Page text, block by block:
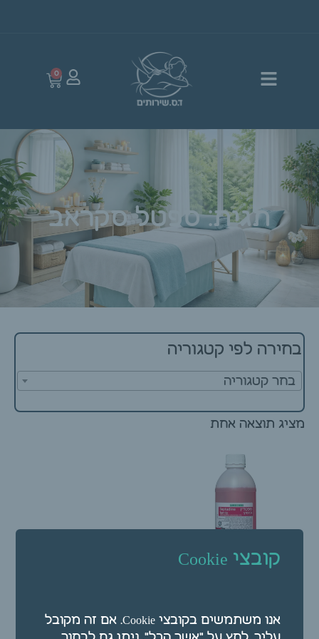
0
תגית: ספטל סקראב
בחירה לפי קטגוריה
בחר קטגוריה
מציג תוצאה אחת
העור 500 מ"ל
קובצי Cookie
אנו משתמשים בקובצי Cookie. אם זה מקובל